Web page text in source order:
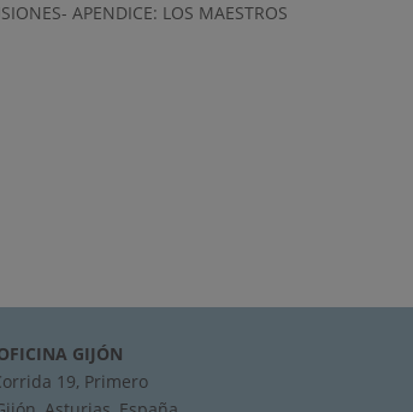
APENDICE: LOS MAESTROS
GIJÓN
19, Primero